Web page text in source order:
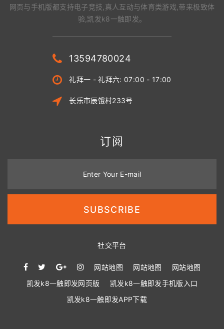
网页与手机版都支持电子竞技,真人互动与体育类游戏,带来极致体
验,凯发k8一触即发。
13594780024
礼拜一 - 礼拜六: 07:00 - 17:00
长乐市辰饿村233号
订阅
Enter Your E-mail
SUBSCRIBE
社交平台
网站地图 网站地图
网站地图
凯发k8一触即发网页版
凯发k8一触即发手机版入口
凯发k8一触即发APP下载